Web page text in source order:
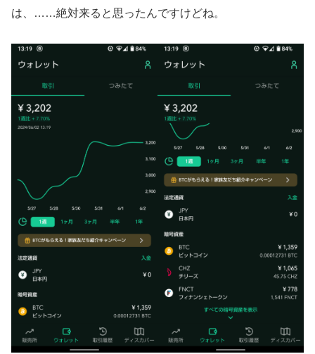
は、……絶対来ると思ったんですけどね。